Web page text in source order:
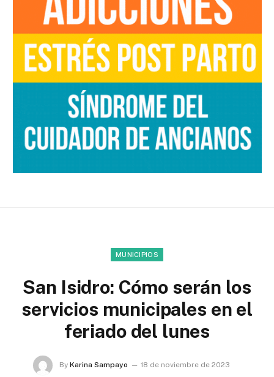
MUNICIPIOS
San Isidro: Cómo serán los
servicios municipales en el
feriado del lunes
By Karina Sampayo
18 de noviembre de 2023